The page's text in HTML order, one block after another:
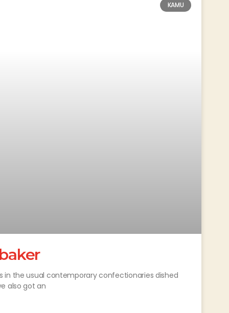
KAMU
in the usual contemporary confectionaries dished
also got an